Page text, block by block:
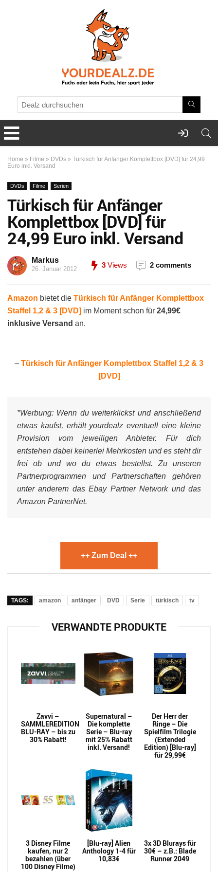
Home » Filme » DVDs » Türkisch für Anfänger Komplettbox [DVD] für 24,99
Euro inkl. Versand
DVDs Filme Serien
Türkisch für Anfänger
Komplettbox [DVD] für
24,99 Euro inkl. Versand
Markus
26. Januar 2012 3 Views 2 comments
Amazon bietet die Türkisch für Anfänger Komplettbox
Staffel 1,2 & 3 [DVD] im Moment schon für 24,99€
inklusive Versand an.
– Türkisch für Anfänger Komplettbox Staffel 1,2 & 3
[DVD]
*Werbung: Wenn du weiterklickst und anschließend
etwas kaufst, erhält yourdealz eventuell eine kleine
Provision vom jeweiligen Anbieter. Für dich
entstehen dabei keinerlei Mehrkosten und es steht dir
frei ob und wo du etwas bestellst. Zu unseren
Partnerprogrammen und Partnerschaften gehören
unter anderem das Ebay Partner Network und das
Amazon PartnerNet.
++ Zum Deal ++
TAGS: amazon anfänger DVD Serie türkisch tv
VERWANDTE PRODUKTE
Zavvi –
SAMMLEREDITION
BLU-RAY – bis zu
30% Rabatt!
Supernatural –
Die komplette
Serie – Blu-ray
mit 25% Rabatt
inkl. Versand!
Der Herr der
Ringe – Die
Spielfilm Trilogie
(Extended
Edition) [Blu-ray]
für 29,99€
3 Disney Filme
kaufen, nur 2
bezahlen (über
100 Disney Filme)
[Blu-ray] Alien
Anthology 1-4 für
10,83€
3x 3D Blurays für
30€ – z.B.: Blade
Runner 2049